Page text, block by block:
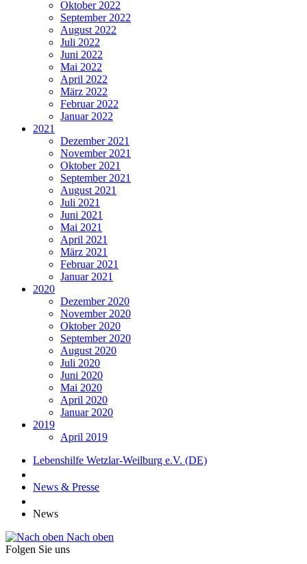
Oktober 2022
September 2022
August 2022
Juli 2022
Juni 2022
Mai 2022
April 2022
März 2022
Februar 2022
Januar 2022
2021
Dezember 2021
November 2021
Oktober 2021
September 2021
August 2021
Juli 2021
Juni 2021
Mai 2021
April 2021
März 2021
Februar 2021
Januar 2021
2020
Dezember 2020
November 2020
Oktober 2020
September 2020
August 2020
Juli 2020
Juni 2020
Mai 2020
April 2020
Januar 2020
2019
April 2019
Lebenshilfe Wetzlar-Weilburg e.V. (DE)
News & Presse
News
Nach oben
Folgen Sie uns